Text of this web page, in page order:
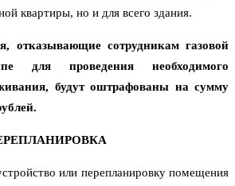
квартиры, но и для всего здания.
отказывающие сотрудникам газовой
для проведения необходимого
будут оштрафованы на сумму
или перепланировку помещения